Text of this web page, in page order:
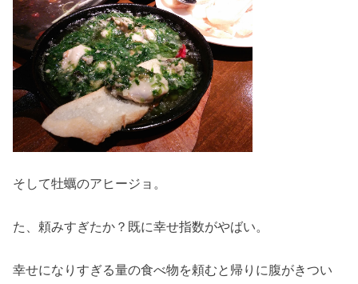
そして牡蠣のアヒージョ。
た、頼みすぎたか？既に幸せ指数がやばい。
幸せになりすぎる量の食べ物を頼むと帰りに腹がきつい